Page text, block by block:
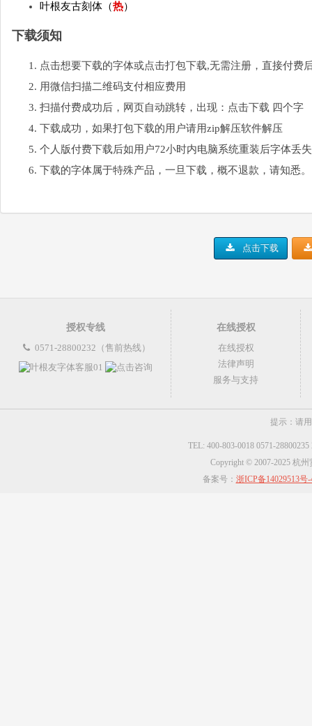
叶根友古刻体（热）
下载须知
点击想要下载的字体或点击打包下载,无需注册，直接付费
用微信扫描二维码支付相应费用
扫描付费成功后，网页自动跳转，出现：点击下载 四个字
下载成功，如果打包下载的用户请用zip解压软件解压
个人版付费下载后如用户72小时内电脑系统重装后字体丢
下载的字体属于特殊产品，一旦下载，概不退款，请知悉。
点击下载
授权专线
0571-28800232（售前热线）
在线授权
在线授权
法律声明
服务与支持
提示：请
TEL: 400-803-0018 0571-
Copyright © 2007-2025 杭
备案号： 浙ICP备14029513号-